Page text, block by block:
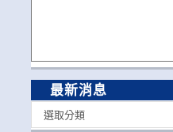
最新消息
選取分類